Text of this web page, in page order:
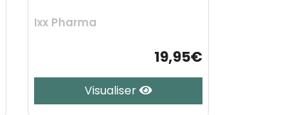
Ixx Pharma
19,95€
Visualiser